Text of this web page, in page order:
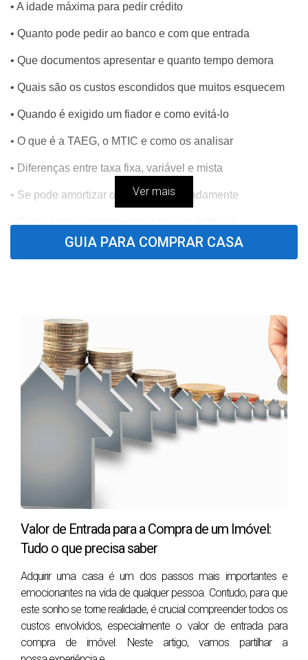
• A idade máxima para pedir crédito
• Quanto pode pedir ao banco e com que entrada
• Que documentos apresentar e quanto tempo demora
• Quais são os custos escondidos que muitos esquecem
• Quando é exigido um fiador e como evitá-lo
• O que é a TAEG, o MTIC e como os analisar
• Diferenças entre taxa fixa, variável e mista
• Se pode amortizar o crédito antecipadamente
• Dicas para estrangeiros e não residentes
Por onde começar: tenho perfil para pedir um crédito
habitação?
Antes de pensar em bancos, taxas ou prazos, é importante
perceber se tem um perfil que encaixa nos critérios das
instituições financeiras. Os principais fatores que os
bancos analisam são
mensal comprometida com créditos, que não deve
ultrapassar 35%),
- A Estabilidade Profissional (contratos sem termo são
preferidos, enquanto trabalhadores independentes ou com
contratos a prazo podem ter mais dificuldades),
- O histórico de crédito (se tem dívidas em atraso ou
incumprimentos registados no Banco de Portugal, será
muito difícil obter aprovação) e
Ver mais
GUIA PARA COMPRAR CASA
Valor de Entrada para a Compra de um Imóvel:
Tudo o que precisa saber
Adquirir uma casa é um dos passos mais importantes e
emocionantes na vida de qualquer pessoa. Contudo, para que
este sonho se torne realidade, é crucial compreender todos os
custos envolvidos, especialmente o valor de entrada para
compra de imóvel. Neste artigo, vamos partilhar a